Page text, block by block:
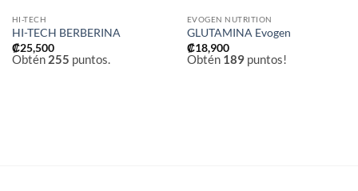
HI-TECH
HI-TECH BERBERINA
₡25,500
Obtén 255 puntos.
EVOGEN NUTRITION
GLUTAMINA Evogen
₡18,900
Obtén 189puntos!